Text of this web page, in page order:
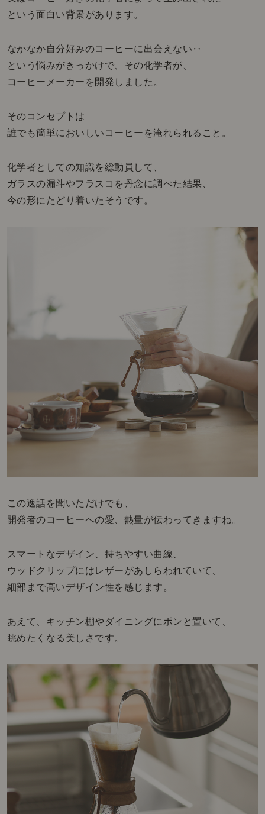
という面白い背景があります。
なかなか自分好みのコーヒーに出会えない‥
という悩みがきっかけで、その化学者が、
コーヒーメーカーを開発しました。
そのコンセプトは
誰でも簡単においしいコーヒーを淹れられること。
化学者としての知識を総動員して、
ガラスの漏斗やフラスコを丹念に調べた結果、
今の形にたどり着いたそうです。
この逸話を聞いただけでも、
開発者のコーヒーへの愛、熱量が伝わってきますね。
スマートなデザイン、持ちやすい曲線、
ウッドクリップにはレザーがあしらわれていて、
細部まで高いデザイン性を感じます。
あえて、キッチン棚やダイニングにポンと置いて、
眺めたくなる美しさです。